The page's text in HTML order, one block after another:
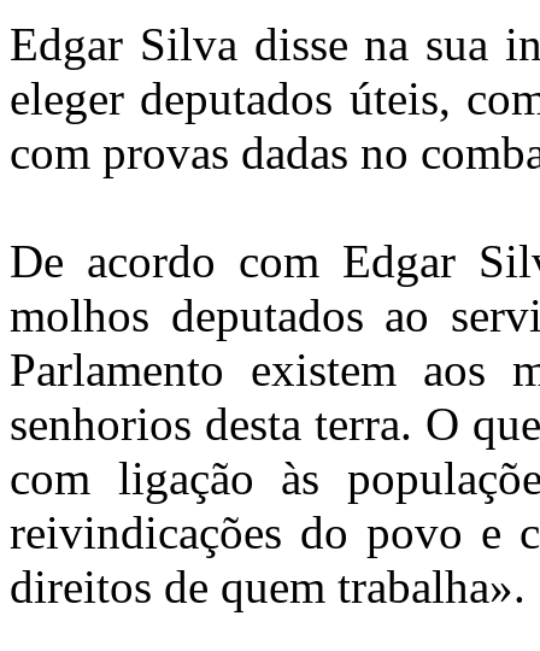
Edgar Silva disse na sua
eleger deputados úteis,
com provas dadas no
De acordo com Edgar
molhos deputados ao
Parlamento existem aos
senhorios desta terra. O
com ligação às
reivindicações do povo e
direitos de quem trabalha».